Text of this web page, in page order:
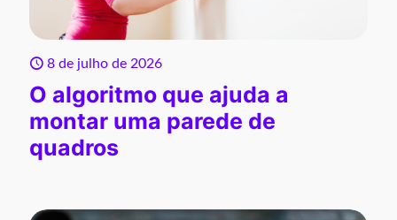
8 de julho de 2026
O algoritmo que ajuda a
montar uma parede de
quadros